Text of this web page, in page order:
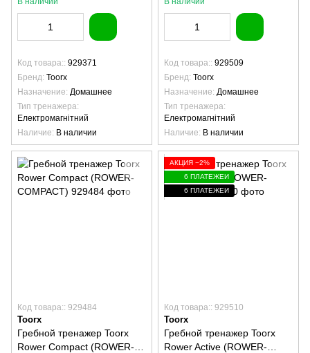
Код товара: 929371
Бренд Toorx
Назначение Домашнее
Тип тренажера
Електромагнітний
Наличие
В наличии
Код товара: 929509
Бренд Toorx
Назначение Домашнее
Тип тренажера
Електромагнітний
Наличие
В наличии
Код товара:: 929484
Toorx
Гребной тренажер Toorx
Rower Compact (ROWER-
АКЦИЯ −2%
6 ПЛАТЕЖЕЙ
6 ПЛАТЕЖЕЙ
Код товара:: 929510
Toorx
Гребной тренажер Toorx
Rower Active (ROWER-